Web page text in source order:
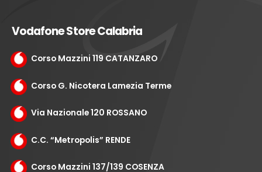
Vodafone Store Calabria
Corso Mazzini 119 CATANZARO
Corso G. Nicotera Lamezia Terme
Via Nazionale 120 ROSSANO
C.C. “Metropolis” RENDE
Corso Mazzini 137/139 COSENZA